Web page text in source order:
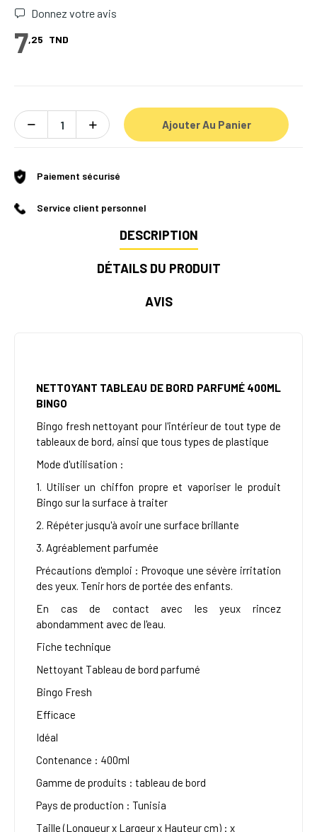
Donnez votre avis
7,25 TND
Ajouter Au Panier
Paiement sécurisé
Service client personnel
DESCRIPTION
DÉTAILS DU PRODUIT
AVIS
NETTOYANT TABLEAU DE BORD PARFUMÉ 400ML
BINGO
Bingo fresh nettoyant pour l'intérieur de tout type de
tableaux de bord, ainsi que tous types de plastique
Mode d'utilisation :
1. Utiliser un chiffon propre et vaporiser le produit
Bingo sur la surface à traiter
2. Répéter jusqu'à avoir une surface brillante
3. Agréablement parfumée
Précautions d'emploi : Provoque une sévère irritation
des yeux. Tenir hors de portée des enfants.
En cas de contact avec les yeux rincez
abondamment avec de l'eau.
Fiche technique
Nettoyant Tableau de bord parfumé
Bingo Fresh
Efficace
Idéal
Contenance : 400ml
Gamme de produits : tableau de bord
Pays de production : Tunisia
Taille (Longueur x Largeur x Hauteur cm) : x